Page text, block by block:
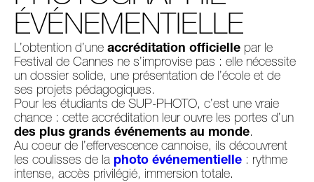
ÉVÉNEMENTIELLE
L’obtention d’une accréditation officielle par le
Festival de Cannes ne s’improvise pas : elle nécessite
un dossier solide, une présentation de l’école et de
ses projets pédagogiques.
Pour les étudiants de SUP-PHOTO, c’est une vraie
chance : cette accréditation leur ouvre les portes d’un
des plus grands événements au monde.
Au coeur de l’effervescence cannoise, ils découvrent
les coulisses de la photo événementielle : rythme
intense, accès privilégié, immersion totale.